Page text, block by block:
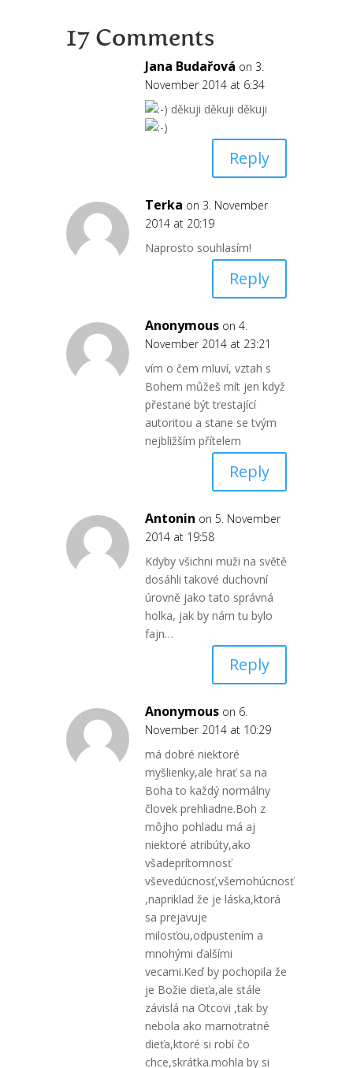
17 Comments
Jana Budařová on 3.
November 2014 at 6:34
děkuji děkuji děkuji
Reply
Terka on 3. November
2014 at 20:19
Naprosto souhlasím!
Reply
Anonymous on 4.
November 2014 at 23:21
vím o čem mluví, vztah s
Bohem můžeš mít jen když
přestane být trestající
autoritou a stane se tvým
nejbližším přítelem
Reply
Antonin on 5. November
2014 at 19:58
Kdyby všichni muži na světě
dosáhli takové duchovní
úrovně jako tato správná
holka, jak by nám tu bylo
fajn…
Reply
Anonymous on 6.
November 2014 at 10:29
má dobré niektoré
myšlienky,ale hrať sa na
Boha to každý normálny
človek prehliadne.Boh z
môjho pohladu má aj
niektoré atribúty,ako
všadeprítomnosť
vševedúcnosť,všemohúcnosť
,napriklad že je láska,ktorá
sa prejavuje
milosťou,odpustením a
mnohými ďalšími
vecami.Keď by pochopila že
je Božie dieťa,ale stále
závislá na Otcovi ,tak by
nebola ako marnotratné
dieťa,ktoré si robí čo
chce,skrátka.mohla by si